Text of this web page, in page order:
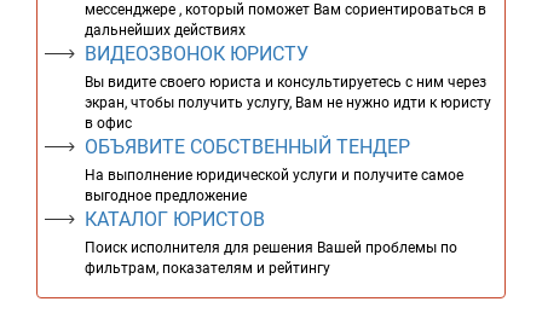
мессенджере , который поможет Вам сориентироваться в
дальнейших действиях
ВИДЕОЗВОНОК ЮРИСТУ
Вы видите своего юриста и консультируетесь с ним через
экран, чтобы получить услугу, Вам не нужно идти к юристу
в офис
ОБЪЯВИТЕ СОБСТВЕННЫЙ ТЕНДЕР
На выполнение юридической услуги и получите самое
выгодное предложение
КАТАЛОГ ЮРИСТОВ
Поиск исполнителя для решения Вашей проблемы по
фильтрам, показателям и рейтингу